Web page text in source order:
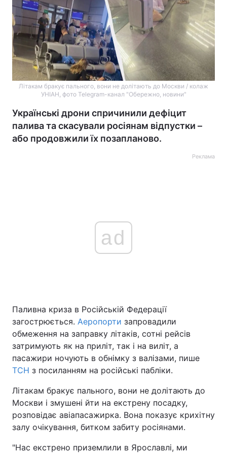
Літакам бракує пального, вони не долітають до Москви / колаж
УНІАН, фото Telegram-канал "Обережно, новини"
Українські дрони спричинили дефіцит
палива та скасували росіянам відпустки –
або продовжили їх позапланово.
Реклама
ad
Паливна криза в Російській Федерації
загострюється. Аеропорти запровадили
обмеження на заправку літаків, сотні рейсів
затримують як на приліт, так і на виліт, а
пасажири ночують в обнімку з валізами, пише
ТСН з посиланням на російські пабліки.
Літакам бракує пального, вони не долітають до
Москви і змушені йти на екстрену посадку,
розповідає авіапасажирка. Вона показує крихітну
залу очікування, битком забиту росіянами.
"Нас екстрено приземлили в Ярославлі, ми